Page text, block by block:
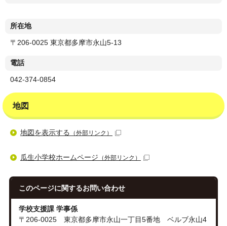
所在地
〒206-0025 東京都多摩市永山5-13
電話
042-374-0854
地図
地図を表示する （外部リンク）
瓜生小学校ホームページ （外部リンク）
このページに関するお問い合わせ
学校支援課 学事係
〒206-0025 東京都多摩市永山一丁目5番地 ベルブ永山4